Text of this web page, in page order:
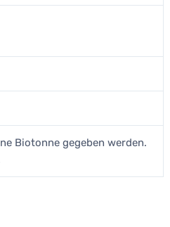
Biotonne gegeben werden.